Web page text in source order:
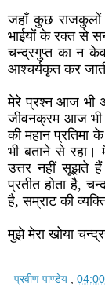
जहाँ कुछ राजकुलों
भाईयों के रक्त से
चन्द्रगुप्त का न
आश्चर्यकृत कर
मेरे प्रश्न आज भी
जीवनक्रम आज भी
की महान
भी बताने से रहा।
उत्तर नहीं सूझते
प्रतीत होता है,
है, सम्राट की
मुझे मेरा खोया
प्रवीण पाण्डेय 04:00